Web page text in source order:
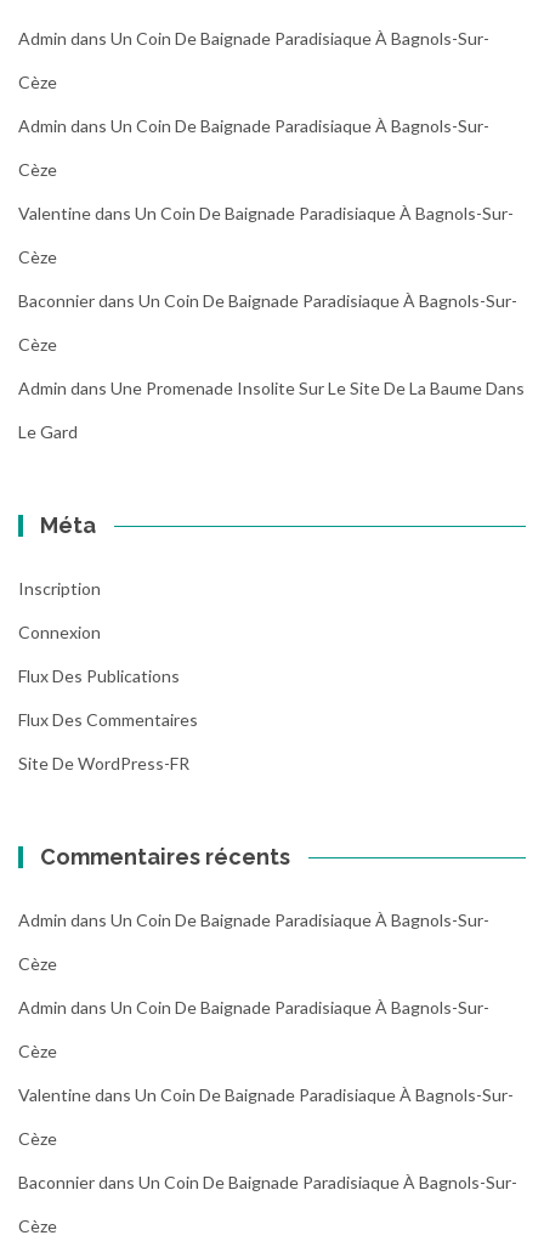
Admin dans Un Coin De Baignade Paradisiaque À Bagnols-Sur-
Cèze
Admin dans Un Coin De Baignade Paradisiaque À Bagnols-Sur-
Cèze
Valentinedans Un Coin De Baignade Paradisiaque À Bagnols-Sur-
Cèze
Baconnierdans Un Coin De Baignade Paradisiaque À Bagnols-Sur-
Cèze
Admin dans Une Promenade Insolite Sur Le Site De La Baume Dans
Le Gard
Méta
Inscription
Connexion
Flux Des Publications
Flux Des Commentaires
Site De WordPress-FR
Commentaires récents
Admin dans Un Coin De Baignade Paradisiaque À Bagnols-Sur-
Cèze
Admin dans Un Coin De Baignade Paradisiaque À Bagnols-Sur-
Cèze
Valentinedans Un Coin De Baignade Paradisiaque À Bagnols-Sur-
Cèze
Baconnierdans Un Coin De Baignade Paradisiaque À Bagnols-Sur-
Cèze